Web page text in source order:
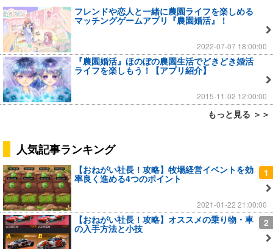
フレンドや恋人と一緒に農園ライフを楽しめる
マッチングゲームアプリ『農園婚活』！
2022-07-07 18:00:00
『農園婚活』ほのぼの農園生活でどきどき婚活
ライフを楽しもう！【アプリ紹介】
2015-11-02 12:00:00
もっと見る ＞＞
人気記事ランキング
1
【おねがい社長！攻略】牧場経営イベントを効
率良く進める4つのポイント
2021-01-22 21:00:00
2
【おねがい社長！攻略】オススメの乗り物・車
の入手方法と小技